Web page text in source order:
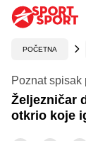
POČETNA
Poznat spisak
Željezničar
otkrio koje